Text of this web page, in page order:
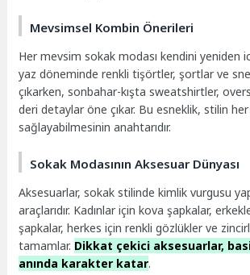
Mevsimsel Kombin Önerileri
Her mevsim sokak modası kendini yeniden
yaz döneminde renkli tişörtler, şortlar ve
çıkarken, sonbahar-kışta sweatshirtler,
deri detaylar öne çıkar. Bu esneklik, stilin
sağlayabilmesinin anahtarıdır.
Sokak Modasının Aksesuar Dünyası
Aksesuarlar, sokak stilinde kimlik vurgusu
araçlarıdır. Kadınlar için kova şapkalar,
şapkalar, herkes için renkli gözlükler ve
tamamlar. Dikkat çekici aksesuarlar,
anında karakter katar.